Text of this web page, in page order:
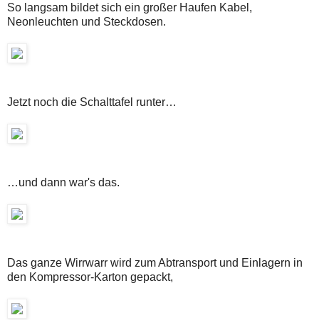
So langsam bildet sich ein großer Haufen Kabel,
Neonleuchten und Steckdosen.
Jetzt noch die Schalttafel runter…
…und dann war's das.
Das ganze Wirrwarr wird zum Abtransport und Einlagern in
den Kompressor-Karton gepackt,